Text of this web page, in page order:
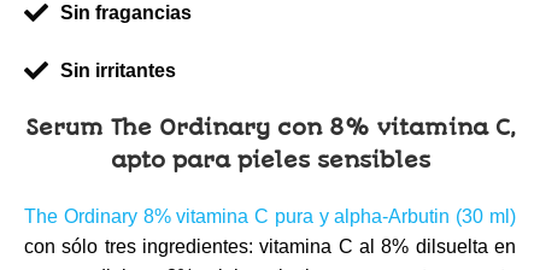
Sin fragancias
Sin irritantes
Serum The Ordinary con 8% vitamina C,
apto para pieles sensibles
The Ordinary 8% vitamina C pura y alpha-Arbutin (30 ml)
con sólo tres ingredientes: vitamina C al 8% dilsuelta en